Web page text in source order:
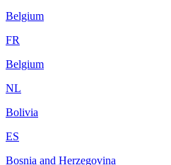
Belgium
FR
Belgium
NL
Bolivia
ES
Bosnia and Herzegovina